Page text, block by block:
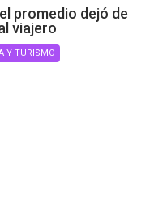
promedio dejó de
viajero
Y TURISMO